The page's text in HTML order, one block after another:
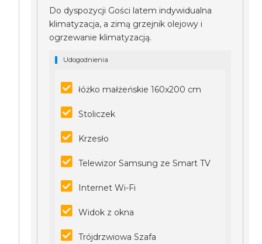
Do dyspozycji Gości latem indywidualna
klimatyzacja, a zimą grzejnik olejowy i
ogrzewanie klimatyzacją.
Udogodnienia
łóżko małżeńskie 160x200 cm
Stoliczek
Krzesło
Telewizor Samsung ze Smart TV
Internet Wi-Fi
Widok z okna
Trójdrzwiowa Szafa